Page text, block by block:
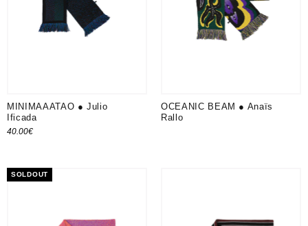
MINIMAAATAO ● Julio
Ificada
40.00€
OCEANIC BEAM ● Anaïs
Rallo
SOLDOUT